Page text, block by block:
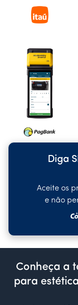
Diga
Aceite os
e não
Conheça a
para